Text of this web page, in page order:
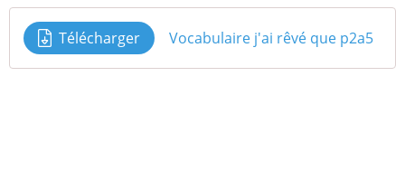
Télécharger Vocabulaire j'ai rêvé que p2a5